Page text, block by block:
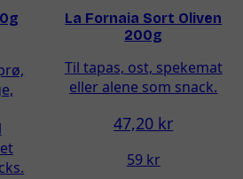
La Fornaia Sort Oliven
200g
Til tapas, ost, spekemat
eller alene som snack.
47,20 kr
59 kr